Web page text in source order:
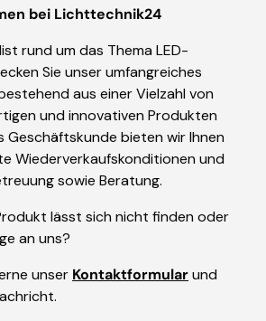
bei Lichttechnik24
rund um das Thema LED-
Sie unser umfangreiches
aus einer Vielzahl von
und innovativen Produkten
Geschäftskunde bieten wir Ihnen
Wiederverkaufskonditionen und
sowie Beratung.
lässt sich nicht finden oder
an uns?
unser Kontaktformularund